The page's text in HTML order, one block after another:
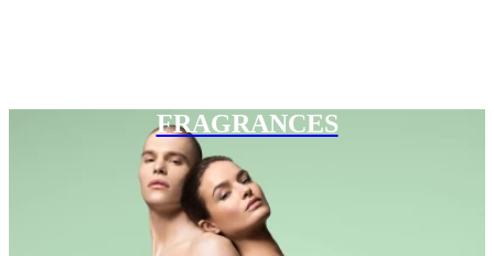
FRAGRANCES